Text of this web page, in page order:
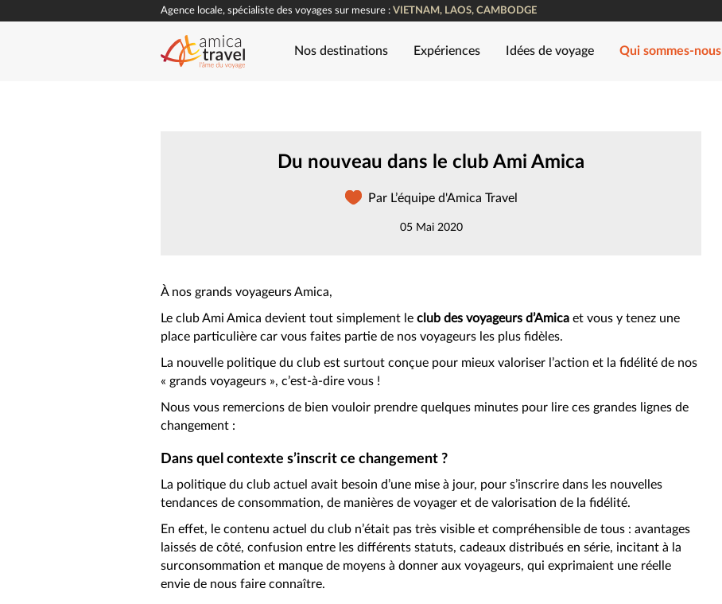
Agence locale, spécialiste des voyages sur mesure : VIETNAM, LAOS, CAMBODGE
Nos destinations Expériences Idées de voyage Qui sommes-nous
Du nouveau dans le club Ami Amica
Par L’équipe d'Amica Travel
05 Mai 2020
À nos grands voyageurs Amica,
Le club Ami Amica devient tout simplement le club des voyageurs d’Amica et vous y tenez une
place particulière car vous faites partie de nos voyageurs les plus fidèles.
La nouvelle politique du club est surtout conçue pour mieux valoriser l’action et la fidélité de nos
« grands voyageurs », c’est-à-dire vous !
Nous vous remercions de bien vouloir prendre quelques minutes pour lire ces grandes lignes de
changement :
Dans quel contexte s’inscrit ce changement ?
La politique du club actuel avait besoin d’une mise à jour, pour s’inscrire dans les nouvelles
tendances de consommation, de manières de voyager et de valorisation de la fidélité.
En effet, le contenu actuel du club n’était pas très visible et compréhensible de tous : avantages
laissés de côté, confusion entre les différents statuts, cadeaux distribués en série, incitant à la
surconsommation et manque de moyens à donner aux voyageurs, qui exprimaient une réelle
envie de nous faire connaître.